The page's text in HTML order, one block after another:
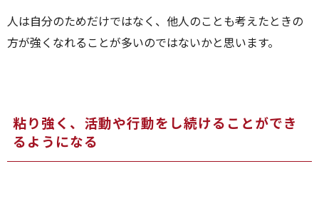
人は自分のためだけではなく、他人のことも考えたときの
方が強くなれることが多いのではないかと思います。
粘り強く、活動や行動をし続けることができ
るようになる